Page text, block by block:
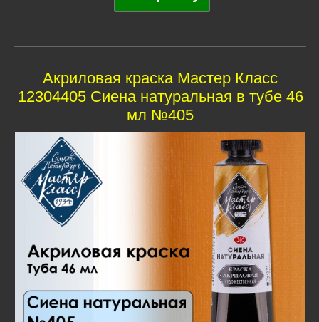
Акриловая краска Мастер Класс
12304405 Сиена натуральная в тубе 46
мл №405